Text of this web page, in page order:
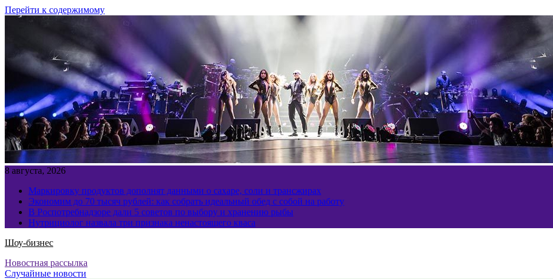
Перейти к содержимому
8 августа, 2026
Маркировку продуктов дополнят данными о сахаре, соли и трансжирах
Экономим до 70 тысяч рублей: как собрать идеальный обед с собой на работу
В Роспотребнадзоре дали 5 советов по выбору и хранению рыбы
Нутрициолог назвала три признака ненастоящего кваса
Шоу-бизнес
Новостная рассылка
Случайные новости